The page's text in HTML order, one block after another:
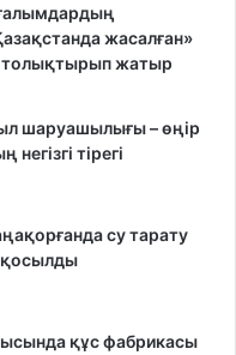
жасалған»
толықтырып жатыр
шаруашылығы – өңір
тірегі
су тарату
қосылды
құс фабрикасы